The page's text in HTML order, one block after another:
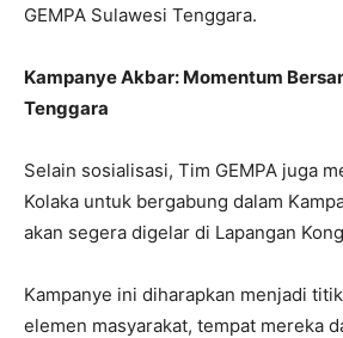
GEMPA Sulawesi Tenggara.
Kampanye Akbar: Momentum
Tenggara
Selain sosialisasi, Tim GEMPA juga
Kolaka untuk bergabung dalam
akan segera digelar di Lapangan
Kampanye ini diharapkan menjadi
elemen masyarakat, tempat mereka